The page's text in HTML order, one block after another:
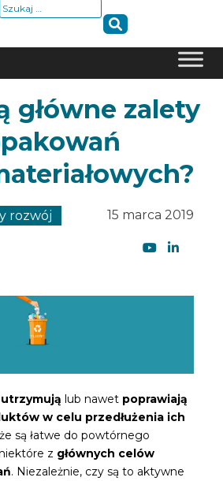
Szukaj:
główne zalety
rozwój 15 marca 2019
lub nawet poprawiają
w celu przedłużenia ich
są łatwe do powtórnego
z głównych celów
. Niezależnie, czy są to aktywne